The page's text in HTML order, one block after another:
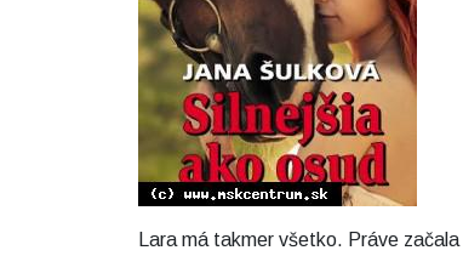
Lara má takmer všetko. Práve